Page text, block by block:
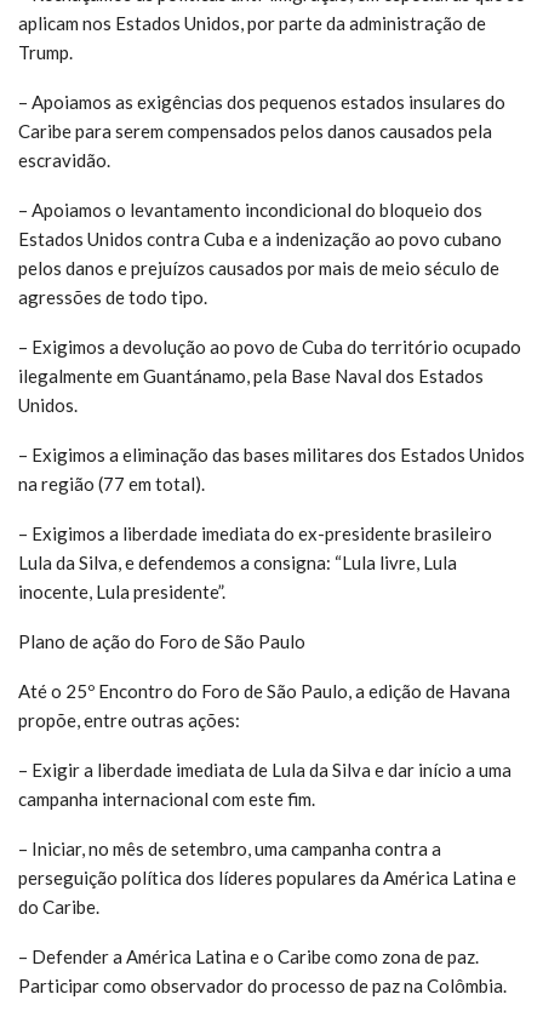
aplicam nos Estados Unidos, por parte da administração de
Trump.
– Apoiamos as exigências dos pequenos estados insulares do
Caribe para serem compensados pelos danos causados pela
escravidão.
– Apoiamos o levantamento incondicional do bloqueio dos
Estados Unidos contra Cuba e a indenização ao povo cubano
pelos danos e prejuízos causados por mais de meio século de
agressões de todo tipo.
– Exigimos a devolução ao povo de Cuba do território ocupado
ilegalmente em Guantánamo, pela Base Naval dos Estados
Unidos.
– Exigimos a eliminação das bases militares dos Estados Unidos
na região (77 em total).
– Exigimos a liberdade imediata do ex-presidente brasileiro
Lula da Silva, e defendemos a consigna: “Lula livre, Lula
inocente, Lula presidente”.
Plano de ação do Foro de São Paulo
Até o 25º Encontro do Foro de São Paulo, a edição de Havana
propõe, entre outras ações:
– Exigir a liberdade imediata de Lula da Silva e dar início a uma
campanha internacional com este fim.
– Iniciar, no mês de setembro, uma campanha contra a
perseguição política dos líderes populares da América Latina e
do Caribe.
– Defender a América Latina e o Caribe como zona de paz.
Participar como observador do processo de paz na Colômbia.